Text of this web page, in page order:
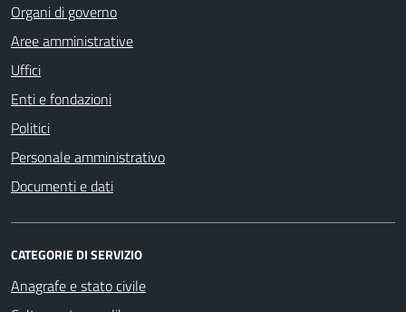
Organi di governo
Aree amministrative
Uffici
Enti e fondazioni
Politici
Personale amministrativo
Documenti e dati
CATEGORIE DI SERVIZIO
Anagrafe e stato civile